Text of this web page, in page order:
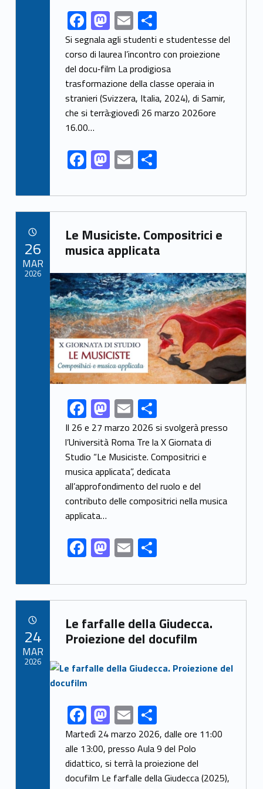
Link identifier share facebook archive #share-link-archive-94066F
ac
e
b
o
o
k
M
as
to
d
o
n
E
m
ai
l
S
h
ar
e
Si segnala agli studenti e studentesse del
corso di laurea l’incontro con proiezione
del docu‑film La prodigiosa
trasformazione della classe operaia in
stranieri (Svizzera, Italia, 2024), di Samir,
che si terrà:giovedì 26 marzo 2026ore
16.00…
F
ac
e
b
o
o
k
M
as
to
d
o
n
E
m
ai
l
S
h
ar
e
Link identifier archive #link-archive-58969
Le Musiciste. Compositrici e
musica applicata
Link identifier archive #link-archive-thumb-soap-37879
Link identifier share facebook archive #share-link-archive-48630F
ac
e
b
o
o
k
M
as
to
d
o
n
E
m
ai
l
S
h
ar
e
Il 26 e 27 marzo 2026 si svolgerà presso
l’Università Roma Tre la X Giornata di
Studio “Le Musiciste. Compositrici e
musica applicata”, dedicata
all’approfondimento del ruolo e del
contributo delle compositrici nella musica
applicata…
F
ac
e
b
o
o
k
M
as
to
d
o
n
E
m
ai
l
S
h
ar
e
26
MAR
2026
Link identifier archive #link-archive-3224
Le farfalle della Giudecca.
Proiezione del docufilm
Link identifier archive #link-archive-thumb-soap-43488
Link identifier share facebook archive #share-link-archive-1003F
ac
e
b
M
as
to
d
E
m
ai
l
S
h
ar
e
Martedì 24 marzo 2026, dalle ore 11:00
alle 13:00, presso Aula 9 del Polo
didattico, si terrà la proiezione del
docufilm Le farfalle della Giudecca (2025),
24
MAR
2026